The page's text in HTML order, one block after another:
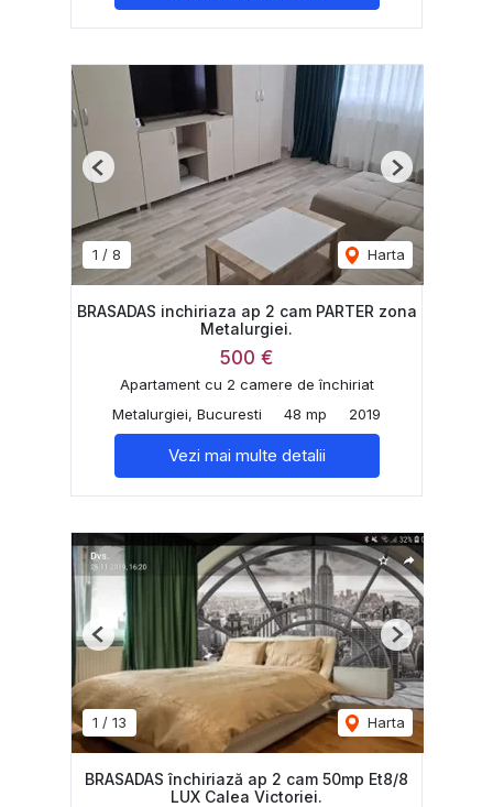
1 / 8 Harta
Previous Next
BRASADAS inchiriaza ap 2 cam PARTER zona
Metalurgiei.
500 €
Apartament cu 2 camere de închiriat
Metalurgiei, Bucuresti
48 mp 2019
Vezi mai multe detalii
1 / 13 Harta
Previous Next
BRASADAS închiriază ap 2 cam 50mp Et8/8
LUX Calea Victoriei.